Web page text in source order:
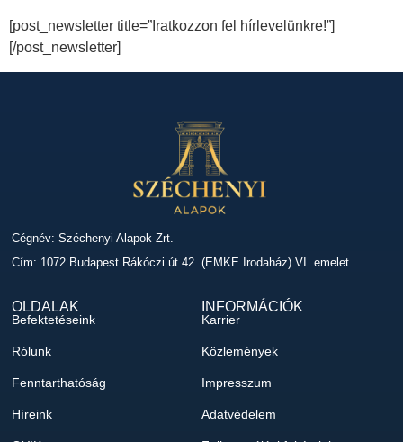
[post_newsletter title=”Iratkozzon fel hírlevelünkre!”]
[/post_newsletter]
Cégnév: Széchenyi Alapok Zrt.
Cím: 1072 Budapest Rákóczi út 42. (EMKE Irodaház) VI. emelet
OLDALAK
Befektetéseink
Rólunk
Fenntarthatóság
Híreink
INFORMÁCIÓK
Karrier
Közlemények
Impresszum
Adatvédelem